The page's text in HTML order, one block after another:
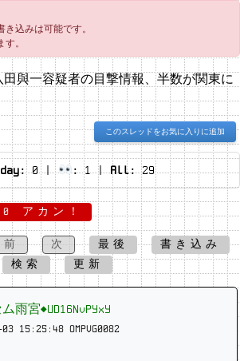
き込みは可能です。
す。
田與一容疑者の目撃情報、半数が関東に
このスレッドをお気に入りに追加
0| :1|All:29
0 アカン！
前 次 最後
書き込み
検索
更新
雨宮◆UD16NvPYxY
03 15:25:48 OMPVG0082